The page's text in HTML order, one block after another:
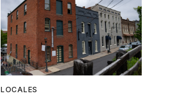
LOCALES